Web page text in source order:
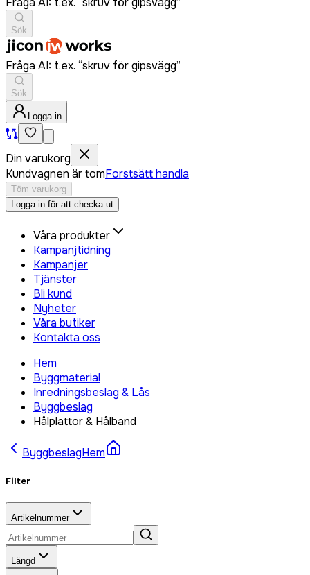
Sök
Fråga AI: t.ex. “skruv för gipsvägg”
Sök
Logga in
Din varukorg
Kundvagnen är tomForstsätt handla
Töm varukorg
Logga in för att checka ut
Våra produkter
Kampanjtidning
Kampanjer
Tjänster
Bli kund
Nyheter
Våra butiker
Kontakta oss
Hem
Byggmaterial
Inredningsbeslag & Lås
Byggbeslag
Hålplattor & Hålband
ByggbeslagHem
Filter
Artikelnummer
Längd